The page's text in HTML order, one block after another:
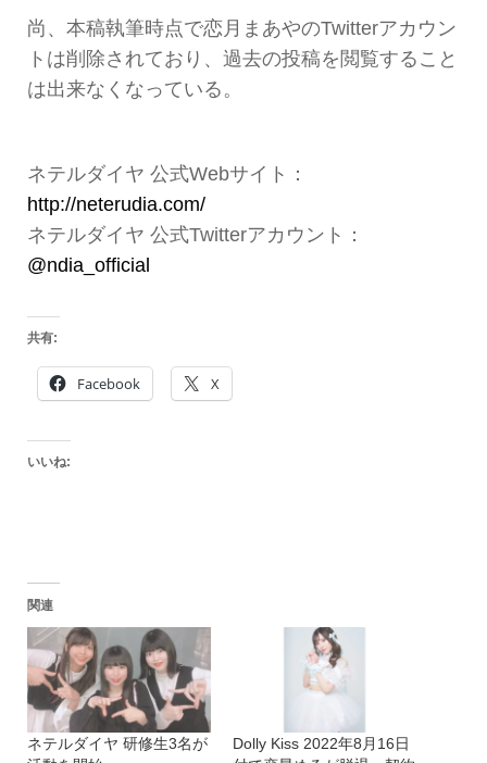
尚、本稿執筆時点で恋月まあやのTwitterアカウン
トは削除されており、過去の投稿を閲覧すること
は出来なくなっている。
ネテルダイヤ 公式Webサイト：
http://neterudia.com/
ネテルダイヤ 公式Twitterアカウント：
@ndia_official
共有:
Facebook X
いいね:
関連
ネテルダイヤ 研修生3名が
Dolly Kiss 2022年8月16日